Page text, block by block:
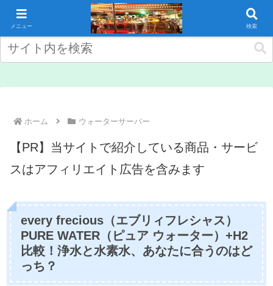
コンテンツへスキップ
ホーム ウォーターサーバー
【PR】当サイトで紹介している商品・サービ
スはアフィリエイト広告を含みます
every frecious（エブリィフレシャス）
PURE WATER（ピュア ウォーター）+H2
比較！浄水と水素水、あなたに合うのはど
っち？
メニュー 検索